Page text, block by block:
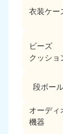
衣装ケー
ビーズ
クッショ
段ボー
オーディ
機器